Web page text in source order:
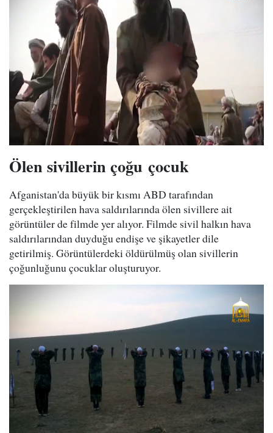
Ölen sivillerin çoğu çocuk
Afganistan'da büyük bir kısmı ABD tarafından
gerçekleştirilen hava saldırılarında ölen sivillere ait
görüntüler de filmde yer alıyor. Filmde sivil halkın hava
saldırılarından duyduğu endişe ve şikayetler dile
getirilmiş. Görüntülerdeki öldürülmüş olan sivillerin
çoğunluğunu çocuklar oluşturuyor.